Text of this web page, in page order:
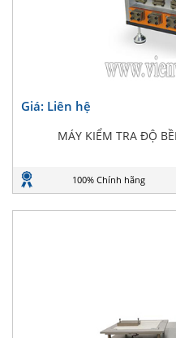
Giá: Liên hệ
MÁY KIỂM TRA ĐỘ
100% Chính hãng